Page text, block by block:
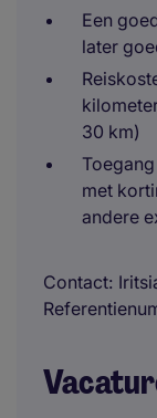
Een
later
30 km)
met
andere
Contact